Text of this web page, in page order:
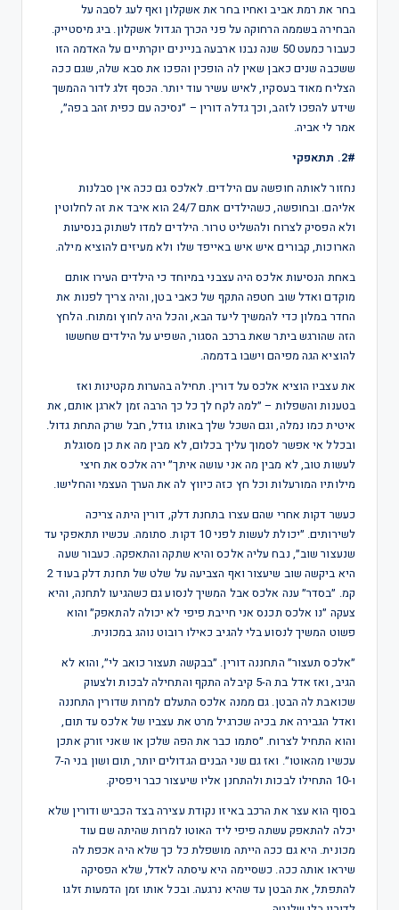
בחר את רמת אביב ואחיו בחר את אשקלון ואף לעג לסבה על
הבחירה בשממה הרחוקה על פני הכרך הגדול אשקלון. ביג מיסטייק.
כעבור כמעט 50 שנה נבנו ארבעה בניינים יוקרתיים על האדמה הזו
ששכבה שנים כאבן שאין לה הופכין והפכו את סבא שלה, שגם ככה
הצליח מאוד בעסקיו, לאיש עשיר עוד יותר. הכסף זלג לדור ההמשך
שידע להפכו לזהב, וכך גדלה דורין – ״נסיכה עם כפית זהב בפה״,
אמר לי אביה.
2#. תתאפקי
נחזור לאותה חופשה עם הילדים. לאלכס גם ככה אין סבלנות
אליהם. ובחופשה, כשהילדים אתם 24/7 הוא איבד את זה לחלוטין
ולא הפסיק לצרוח ולהשליט טרור. הילדים למדו לשתוק בנסיעות
הארוכות, קבורים איש איש באייפד שלו ולא מעיזים להוציא מילה.
באחת הנסיעות אלכס היה עצבני במיוחד כי הילדים העירו אותם
מוקדם ואדל שוב חטפה התקף של כאבי בטן, והיה צריך לפנות את
החדר במלון כדי להמשיך ליעד הבא, והכל היה לחוץ ומתוח. הלחץ
הזה שהורגש ביתר שאת ברכב הסגור, השפיע על הילדים שחששו
להוציא הגה מפיהם וישבו בדממה.
את עצביו הוציא אלכס על דורין. תחילה בהערות מקטינות ואז
בטענות והשפלות – ״למה לקח לך כל כך הרבה זמן לארגן אותם, את
איטית כמו נמלה, וגם השכל שלך באותו גודל, חבל שרק התחת גדול.
ובכלל אי אפשר לסמוך עליך בכלום, לא מבין מה את כן מסוגלת
לעשות טוב, לא מבין מה אני עושה איתך״ ירה אלכס את חיצי
מילותיו המורעלות וכל חץ כזה כיווץ לה את הערך העצמי והחלישו.
כעשר דקות אחרי שהם עצרו בתחנת דלק, דורין היתה צריכה
לשירותים. ״יכולת לעשות לפני 10 דקות. סתומה. עכשיו תתאפקי עד
שנעצור שוב״, נבח עליה אלכס והיא שתקה והתאפקה. כעבור שעה
היא ביקשה שוב שיעצור ואף הצביעה על שלט של תחנת דלק בעוד 2
קמ. ״בסדר״ ענה אלכס אבל המשיך לנסוע גם כשהגיעו לתחנה, והיא
צעקה ״נו אלכס תכנס אני חייבת פיפי לא יכולה להתאפק״ והוא
פשוט המשיך לנסוע בלי להגיב כאילו רובוט נוהג במכונית.
״אלכס תעצור״ התחננה דורין. ״בבקשה תעצור כואב לי״, והוא לא
הגיב, ואז אדל בת ה-5 קיבלה התקף והתחילה לבכות ולצעוק
שכואבת לה הבטן. גם ממנה אלכס התעלם למרות שדורין התחננה
ואדל הגבירה את בכיה שכרגיל מרט את עצביו של אלכס עד תום,
והוא התחיל לצרוח. ״סתמו כבר את הפה שלכן או שאני זורק אתכן
עכשיו מהאוטו״. ואז גם שני הבנים הגדולים יותר, תום ושון בני ה-7
ו-10 התחילו לבכות ולהתחנן אליו שיעצור כבר ויפסיק.
בסוף הוא עצר את הרכב באיזו נקודת עצירה בצד הכביש ודורין שלא
יכלה להתאפק עשתה פיפי ליד האוטו למרות שהיתה שם עוד
מכונית. היא גם ככה הייתה מושפלת כל כך שלא היה אכפת לה
שיראו אותה ככה. כשסיימה היא עיסתה לאדל, שלא הפסיקה
להתפתל, את הבטן עד שהיא נרגעה. ובכל אותו זמן הדמעות זלגו